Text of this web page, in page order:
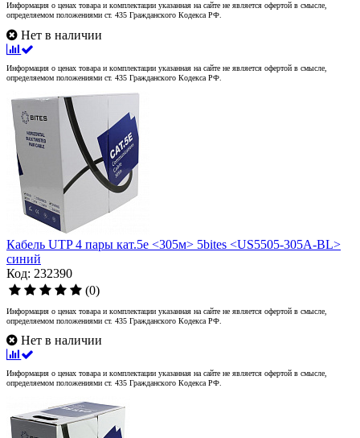
Информация о ценах товара и комплектации указанная на сайте не является офертой в смысле,
определяемом положениями ст. 435 Гражданского Кодекса РФ.
Нет в наличии
Информация о ценах товара и комплектации указанная на сайте не является офертой в смысле,
определяемом положениями ст. 435 Гражданского Кодекса РФ.
Кабель UTP 4 пары кат.5e <305м> 5bites <US5505-305A-BL>
синий
Код: 232390
(0)
Информация о ценах товара и комплектации указанная на сайте не является офертой в смысле,
определяемом положениями ст. 435 Гражданского Кодекса РФ.
Нет в наличии
Информация о ценах товара и комплектации указанная на сайте не является офертой в смысле,
определяемом положениями ст. 435 Гражданского Кодекса РФ.